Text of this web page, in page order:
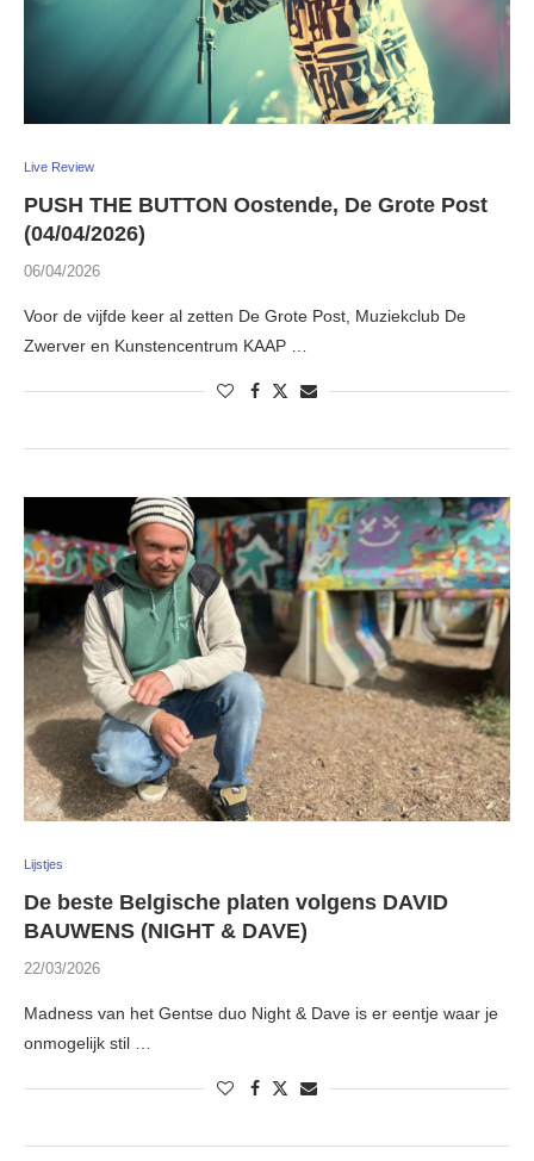
Live Review
PUSH THE BUTTON Oostende, De Grote Post
(04/04/2026)
06/04/2026
Voor de vijfde keer al zetten De Grote Post, Muziekclub De
Zwerver en Kunstencentrum KAAP …
Lijstjes
De beste Belgische platen volgens DAVID
BAUWENS (NIGHT & DAVE)
22/03/2026
Madness van het Gentse duo Night & Dave is er eentje waar je
onmogelijk stil …